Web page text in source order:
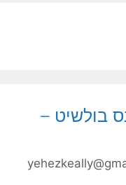
בולשיט –